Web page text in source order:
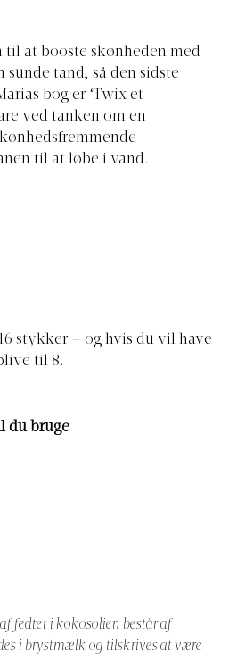
til at booste skønheden med
tand, så den sidste
bog er ‘Twix et
ved tanken om en
til at løbe i vand.
stykker – og hvis du vil have
til 8.
du bruge
fedtet i kokosolien består af
i brystmælk og tilskrives at være